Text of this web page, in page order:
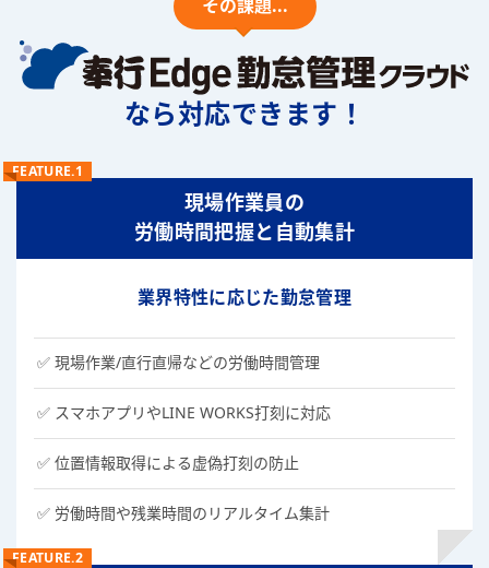
その課題...
なら対応できます！
FEATURE.1
現場作業員の
労働時間把握と自動集計
業界特性に応じた勤怠管理
現場作業/直行直帰などの労働時間管理
スマホアプリやLINE WORKS打刻に対応
位置情報取得による虚偽打刻の防止
労働時間や残業時間のリアルタイム集計
FEATURE.2